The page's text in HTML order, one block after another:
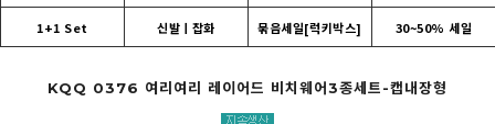
1+1 Set 신발ㅣ잡화 묶음세일[럭키박스] 30~50% 세일
KQQ 0376 여리여리 레이어드 비치웨어3종세트-캡내장형